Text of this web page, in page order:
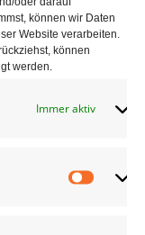
können wir Daten
Website verarbeiten.
können
werden.
Immer aktiv